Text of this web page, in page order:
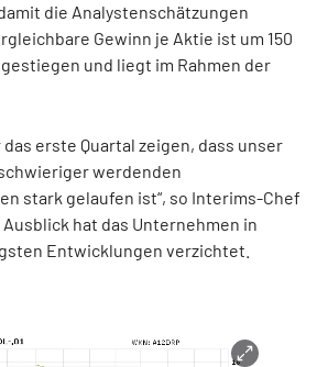
die Analystenschätzungen
Gewinn je Aktie ist um 150
und liegt im Rahmen der
erste Quartal zeigen, dass unser
werdenden
stark gelaufen ist“, so Interims-Chef
hat das Unternehmen in
Entwicklungen verzichtet.